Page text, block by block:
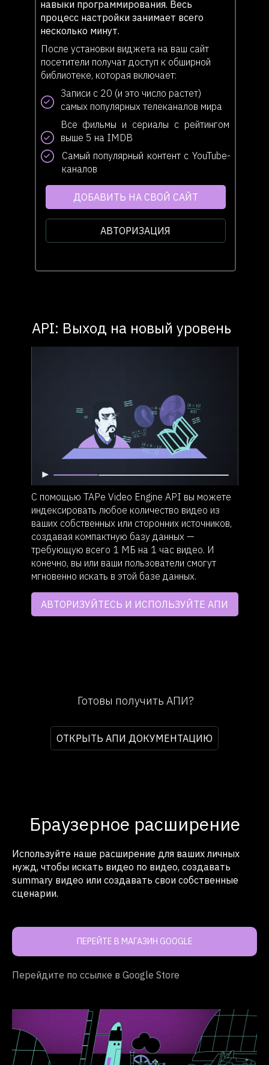
После установки виджета на ваш сайт
посетители получат доступ к обширной
библиотеке, которая включает:
навыки программирования. Весь
процесс настройки занимает всего
несколько минут.
Записи с 20 (и это число растет)
самых популярных телеканалов мира
Все фильмы и сериалы с рейтингом
выше 5 на IMDB
Самый популярный контент с YouTube-
каналов
ДОБАВИТЬ НА СВОЙ САЙТ
АВТОРИЗАЦИЯ
API: Выход на новый уровень
АВТОРИЗУЙТЕСЬ И ИСПОЛЬЗУЙТЕ АПИ
С помощью TAPe Video Engine API вы можете
индексировать любое количество видео из
ваших собственных или сторонних источников,
создавая компактную базу данных —
требующую всего 1 МБ на 1 час видео. И
конечно, вы или ваши пользователи смогут
мгновенно искать в этой базе данных.
Готовы получить АПИ?
ОТКРЫТЬ АПИ ДОКУМЕНТАЦИЮ
Браузерное расширение
Используйте наше расширение для ваших личных
нужд, чтобы искать видео по видео, создавать
summary видео или создавать свои собственные
сценарии.
ПЕРЕЙТЕ В МАГАЗИН GOOGLE
Перейдите по ссылке в Google Store